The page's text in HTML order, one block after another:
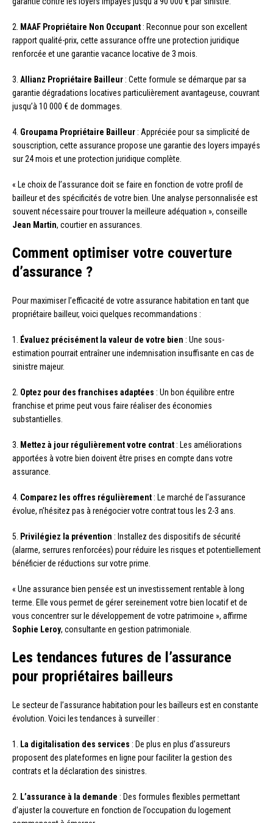
2. MAAF Propriétaire Non Occupant : Reconnue pour son excellent
rapport qualité-prix, cette assurance offre une protection juridique
renforcée et une garantie vacance locative de 3 mois.
3. Allianz Propriétaire Bailleur : Cette formule se démarque par sa
garantie dégradations locatives particulièrement avantageuse, couvrant
jusqu’à 10 000 € de dommages.
4. Groupama Propriétaire Bailleur : Appréciée pour sa simplicité de
souscription, cette assurance propose une garantie des loyers impayés
sur 24 mois et une protection juridique complète.
« Le choix de l’assurance doit se faire en fonction de votre profil de
bailleur et des spécificités de votre bien. Une analyse personnalisée est
souvent nécessaire pour trouver la meilleure adéquation », conseille
Jean Martin, courtier en assurances.
Comment optimiser votre couverture
d’assurance ?
Pour maximiser l’efficacité de votre assurance habitation en tant que
propriétaire bailleur, voici quelques recommandations :
1. Évaluez précisément la valeur de votre bien : Une sous-
estimation pourrait entraîner une indemnisation insuffisante en cas de
sinistre majeur.
2. Optez pour des franchises adaptées : Un bon équilibre entre
franchise et prime peut vous faire réaliser des économies
substantielles.
3. Mettez à jour régulièrement votre contrat : Les améliorations
apportées à votre bien doivent être prises en compte dans votre
assurance.
4. Comparez les offres régulièrement : Le marché de l’assurance
évolue, n’hésitez pas à renégocier votre contrat tous les 2-3 ans.
5. Privilégiez la prévention : Installez des dispositifs de sécurité
(alarme, serrures renforcées) pour réduire les risques et potentiellement
bénéficier de réductions sur votre prime.
« Une assurance bien pensée est un investissement rentable à long
terme. Elle vous permet de gérer sereinement votre bien locatif et de
vous concentrer sur le développement de votre patrimoine », affirme
Sophie Leroy, consultante en gestion patrimoniale.
Les tendances futures de l’assurance
pour propriétaires bailleurs
Le secteur de l’assurance habitation pour les bailleurs est en constante
évolution. Voici les tendances à surveiller :
1. La digitalisation des services : De plus en plus d’assureurs
proposent des plateformes en ligne pour faciliter la gestion des
contrats et la déclaration des sinistres.
2. L’assurance à la demande : Des formules flexibles permettant
d’ajuster la couverture en fonction de l’occupation du logement